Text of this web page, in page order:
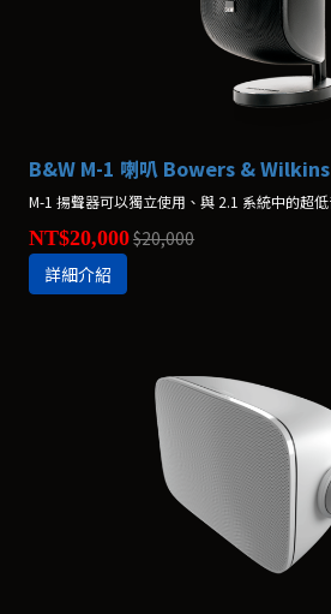
B&W M-1 喇叭 Bowers & Wilkins
NT$20,000$20,000
詳細介紹